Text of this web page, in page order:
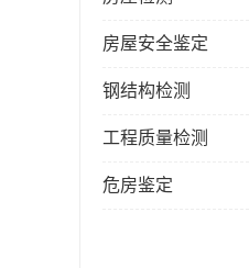
房屋安全鉴定
钢结构检测
工程质量检测
危房鉴定